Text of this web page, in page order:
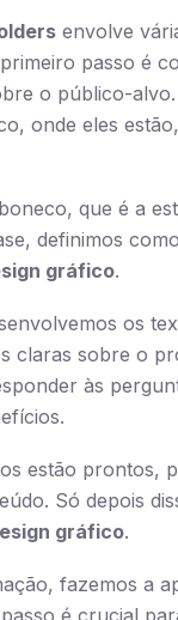
envolve
passo é
o público-alvo.
onde eles
que é a
definimos
gráfico.
os
claras sobre o
às
estão prontos,
Só depois
gráfico.
fazemos a
é crucial